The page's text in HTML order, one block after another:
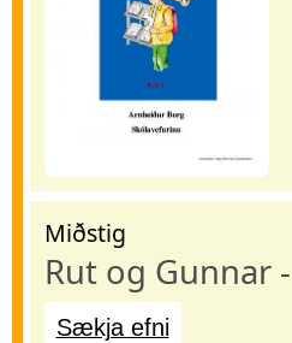
Miðstig
Rut og Gunnar
Sækja efni